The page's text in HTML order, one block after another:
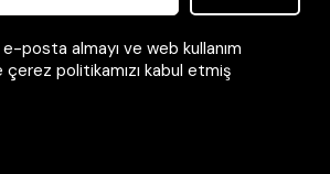
e-posta almayı ve web kullanım
çerez politikamızı kabul etmiş